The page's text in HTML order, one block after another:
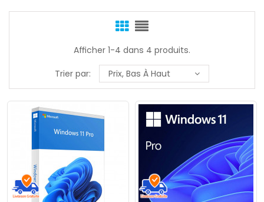
Afficher 1-4 dans 4 produits.
Trier par:
Prix, Bas À Haut